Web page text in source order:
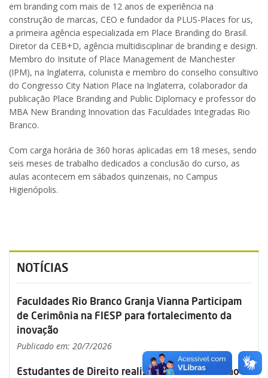
em branding com mais de 12 anos de experiência na
construção de marcas, CEO e fundador da PLUS-Places for us,
a primeira agência especializada em Place Branding do Brasil.
Diretor da CEB+D, agência multidisciplinar de branding e design.
Membro do Insitute of Place Management de Manchester
(IPM), na Inglaterra, colunista e membro do conselho consultivo
do Congresso City Nation Place na Inglaterra, colaborador da
publicação Place Branding and Public Diplomacy e professor do
MBA New Branding Innovation das Faculdades Integradas Rio
Branco.
Com carga horária de 360 horas aplicadas em 18 meses, sendo
seis meses de trabalho dedicados a conclusão do curso, as
aulas acontecem em sábados quinzenais, no Campus
Higienópolis.
NOTÍCIAS
Faculdades Rio Branco Granja Vianna Participam
de Cerimônia na FIESP para fortalecimento da
inovação
Publicado em: 20/7/2026
Estudantes de Direito realizam visita técnica ao